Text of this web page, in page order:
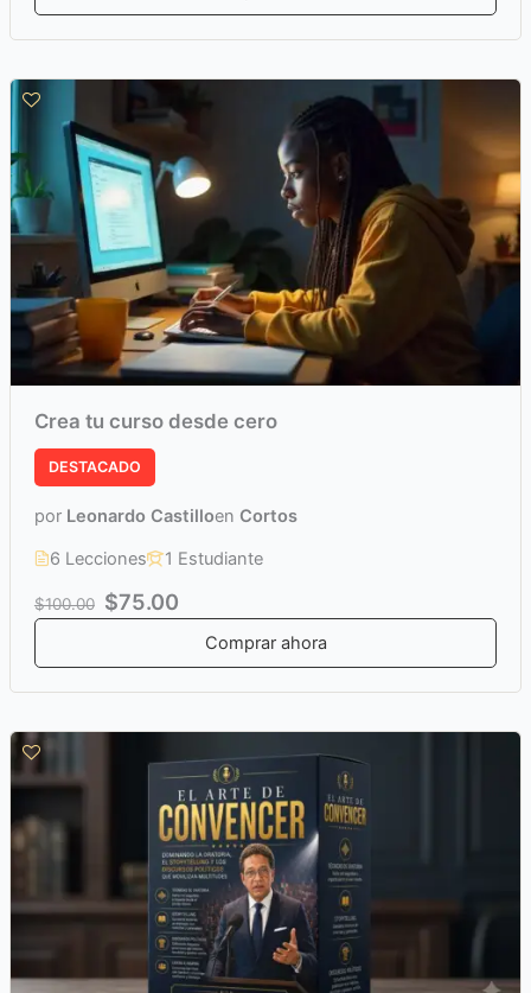
Crea tu curso desde cero
DESTACADO
por Leonardo Castilloen Cortos
6 Lecciones
1 Estudiante
$100.00 $75.00
Comprar ahora